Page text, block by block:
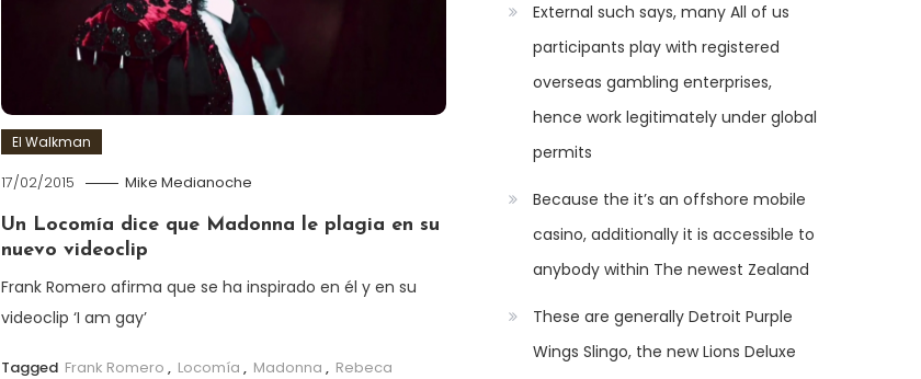
El Walkman
17/02/2015 Mike Medianoche
Un Locomía dice que Madonna le plagia en su
nuevo videoclip
Frank Romero afirma que se ha inspirado en él y en su
videoclip ‘I am gay’
Tagged Frank Romero , Locomía , Madonna , Rebeca
External such says, many All of us
participants play with registered
overseas gambling enterprises,
hence work legitimately under global
permits
Because the it’s an offshore mobile
casino, additionally it is accessible to
anybody within The newest Zealand
These are generally Detroit Purple
Wings Slingo, the new Lions Deluxe